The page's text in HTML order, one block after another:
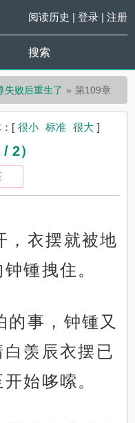
阅读历史 | 登录| 注册
搜索
失败后重生了 第109章
[ 很小 标准 很大 ]
2）
，衣摆就被地
锺拽住。
的事，钟锺又
羡辰衣摆已
始哆嗦。